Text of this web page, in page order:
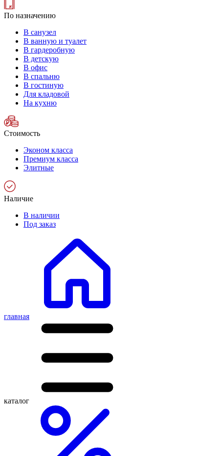
По назначению
В санузел
В ванную и туалет
В гардеробную
В детскую
В офис
В спальню
В гостиную
Для кладовой
На кухню
Стоимость
Эконом класса
Премиум класса
Элитные
Наличие
В наличии
Под заказ
главная
каталог